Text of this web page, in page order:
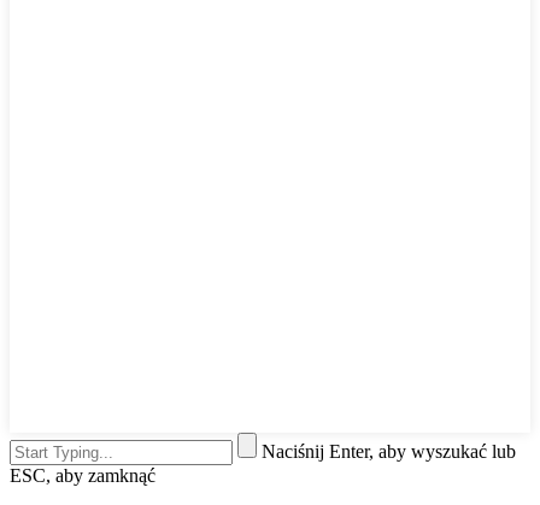
Naciśnij Enter, aby wyszukać lub
ESC, aby zamknąć